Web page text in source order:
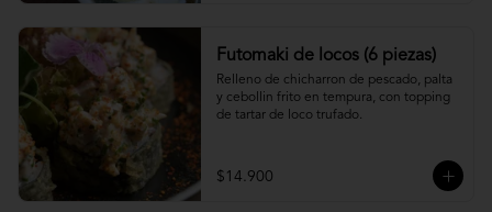
Futomaki de locos (6 piezas)
Relleno de chicharron de pescado, palta
y cebollin frito en tempura, con topping
de tartar de loco trufado.
$14.900